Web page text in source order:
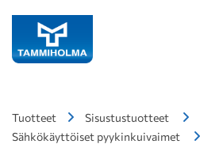
Tuotteet Sisustustuotteet
Sähkökäyttöiset pyykinkuivaimet